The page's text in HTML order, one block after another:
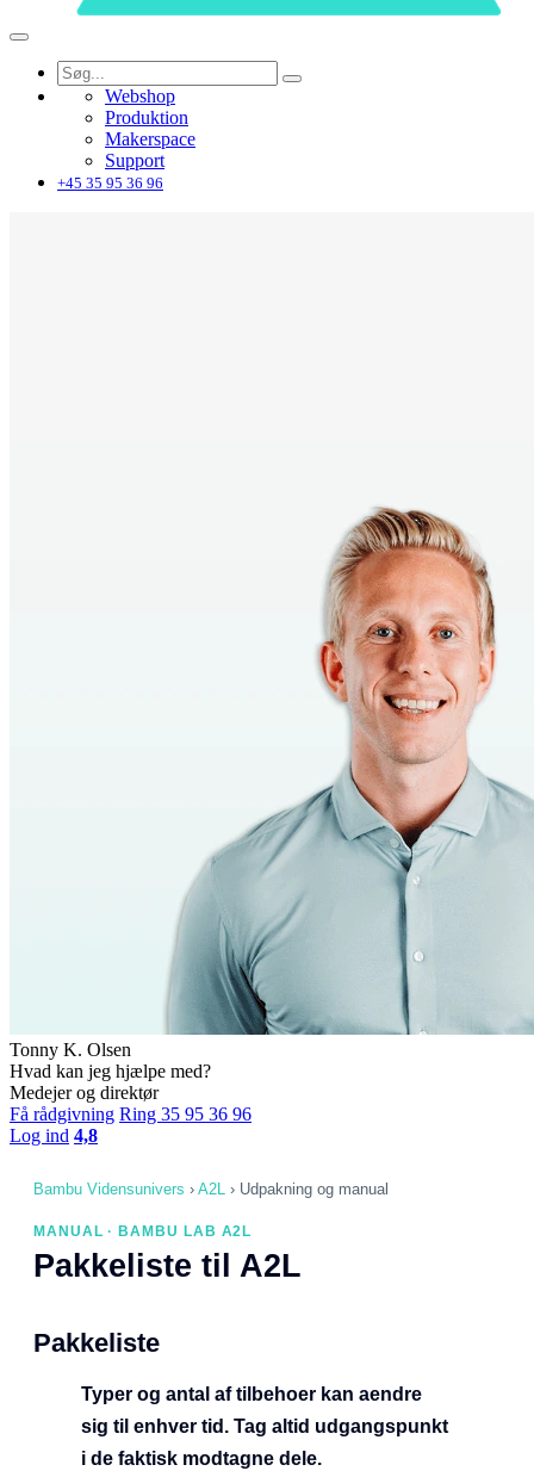
Webshop
Produktion
Makerspace
Support
+45 35 95 36 96
Tonny K. Olsen
Hvad kan jeg hjælpe med?
Medejer og direktør
Få rådgivning Ring 35 95 36 96
Log ind 4,8
Bambu Vidensunivers › A2L › Udpakning og manual
MANUAL · BAMBU LAB A2L
Pakkeliste til A2L
Pakkeliste
Typer og antal af tilbehoer kan aendre
sig til enhver tid. Tag altid udgangspunkt
i de faktisk modtagne dele.